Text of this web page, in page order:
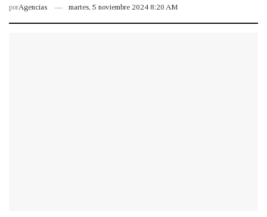
porAgencias martes, 5 noviembre 2024 8:20 AM